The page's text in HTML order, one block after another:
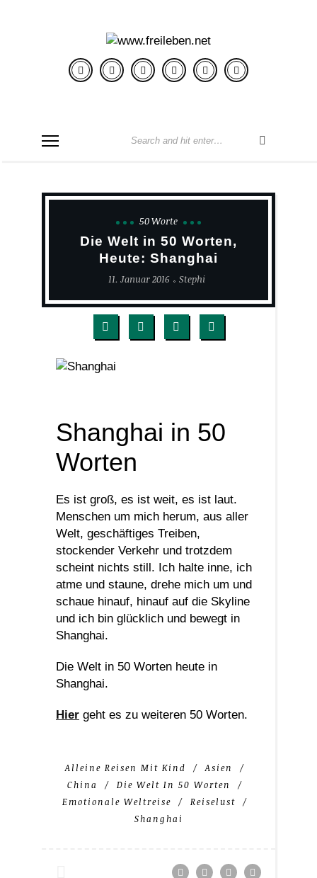
50 Worte
Die Welt in 50 Worten,
Heute: Shanghai
11. Januar 2016 Stephi
Shanghai in 50
Worten
Es ist groß, es ist weit, es ist laut.
Menschen um mich herum, aus aller
Welt, geschäftiges Treiben,
stockender Verkehr und trotzdem
scheint nichts still. Ich halte inne, ich
atme und staune, drehe mich um und
schaue hinauf, hinauf auf die Skyline
und ich bin glücklich und bewegt in
Shanghai.
Die Welt in 50 Worten heute in
Shanghai.
Hier geht es zu weiteren 50 Worten.
Alleine Reisen Mit Kind
Asien
China
Die Welt In 50 Worten
Emotionale Weltreise
Reiselust
Shanghai